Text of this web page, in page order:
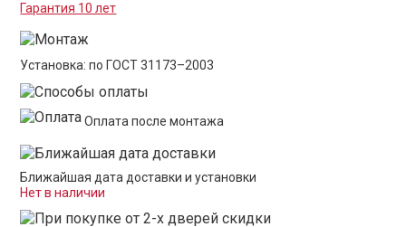
Гарантия 10 лет
Установка: по ГОСТ 31173–2003
Оплата после монтажа
Ближайшая дата доставки и установки
Нет в наличии